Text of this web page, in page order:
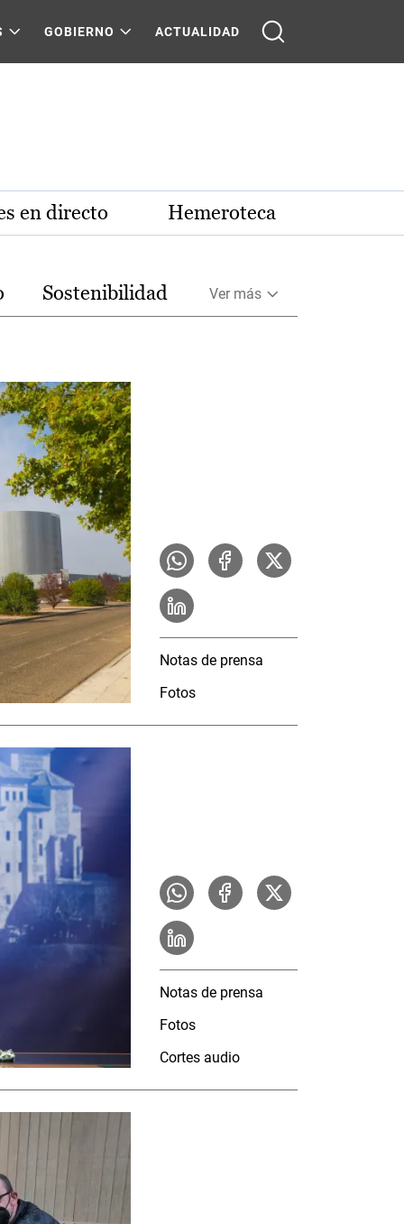
GOBIERNO ACTUALIDAD
en directo Hemeroteca
Sostenibilidad Ver más
Notas de prensa
Fotos
Notas de prensa
Fotos
Cortes audio